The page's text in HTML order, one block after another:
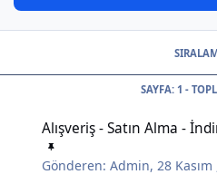
SAYFA: 1 -
Alışveriş - Satın Alma -
Gönderen:Admin,28